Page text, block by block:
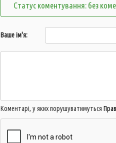
Статус коментування: без
Ваше ім'я:
Коментарі, у яких порушуватимуться